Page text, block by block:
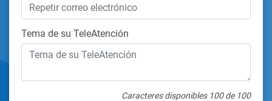
Tema de su TeleAtención
Caracteres disponibles 100de 100